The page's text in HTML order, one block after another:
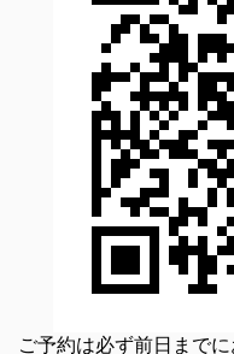
ご予約は必ず前日まで